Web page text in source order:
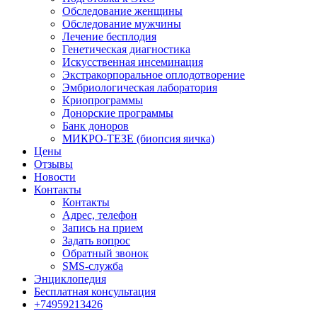
Обследование женщины
Обследование мужчины
Лечение бесплодия
Генетическая диагностика
Искусственная инсеминация
Экстракорпоральное оплодотворение
Эмбриологическая лаборатория
Криопрограммы
Донорские программы
Банк доноров
МИКРО-ТЕЗЕ (биопсия яичка)
Цены
Отзывы
Новости
Контакты
Контакты
Адрес, телефон
Запись на прием
Задать вопрос
Обратный звонок
SMS-служба
Энциклопедия
Бесплатная консультация
+74959213426